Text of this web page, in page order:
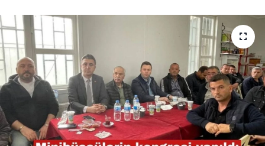
SAĞLIK
EĞİTİM
TARIM VE HAYVANCILIK
KÜLTÜR SANAT
RESMİ İLAN